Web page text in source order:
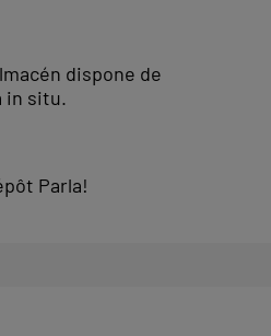
dispone de
in situ.
Parla!